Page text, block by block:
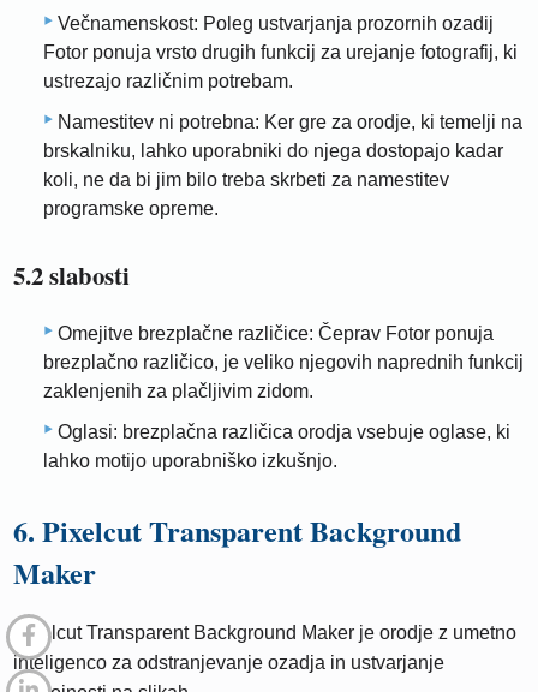
Večnamenskost: Poleg ustvarjanja prozornih ozadij
Fotor ponuja vrsto drugih funkcij za urejanje fotografij, ki
ustrezajo različnim potrebam.
Namestitev ni potrebna: Ker gre za orodje, ki temelji na
brskalniku, lahko uporabniki do njega dostopajo kadar
koli, ne da bi jim bilo treba skrbeti za namestitev
programske opreme.
5.2 slabosti
Omejitve brezplačne različice: Čeprav Fotor ponuja
brezplačno različico, je veliko njegovih naprednih funkcij
zaklenjenih za plačljivim zidom.
Oglasi: brezplačna različica orodja vsebuje oglase, ki
lahko motijo ​​uporabniško izkušnjo.
6. Pixelcut Transparent Background
Maker
Pixelcut Transparent Background Maker je orodje z umetno
inteligenco za odstranjevanje ozadja in ustvarjanje